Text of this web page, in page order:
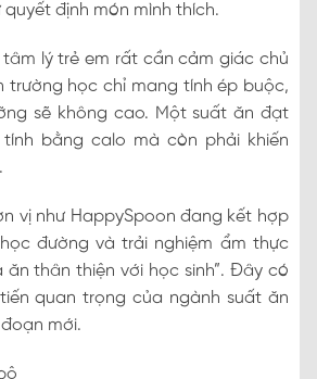
định món mình thích.
lý trẻ em rất cần cảm giác chủ
trường học chỉ mang tính ép buộc,
sẽ không cao. Một suất ăn đạt
bằng calo mà còn phải khiến
vị như HappySpoon đang kết hợp
đường và trải nghiệm ẩm thực
ăn thân thiện với học sinh”. Đây có
quan trọng của ngành suất ăn
mới.